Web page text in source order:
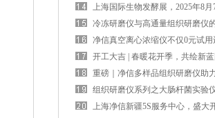
~12日，第二十一届北京分析测试
报告会暨展览会
上海国际生物发酵展，2025年8月
日上海净信诚邀您的莅临！
冷冻研磨仪与高通量组织研磨仪
心差异对比
净信真空离心浓缩仪不仅0元试用
领300元现金大奖？
开工大吉 | 春暖花开季，共绘新蓝
重磅｜净信多样品组织研磨仪助
学家获得2024年度中国生命科学
进展”
组织研磨仪系列之大肠杆菌实验
选型指南
上海净信新疆5S服务中心，盛大